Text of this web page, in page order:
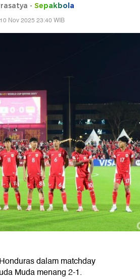
- Sepakbola
Nov 2025 23:40 WIB
dalam matchday
Muda menang 2-1.